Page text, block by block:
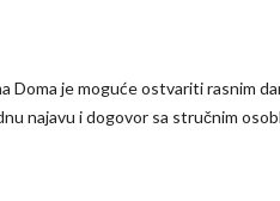
Doma je moguće ostvariti rasnim
najavu i dogovor sa stručnim